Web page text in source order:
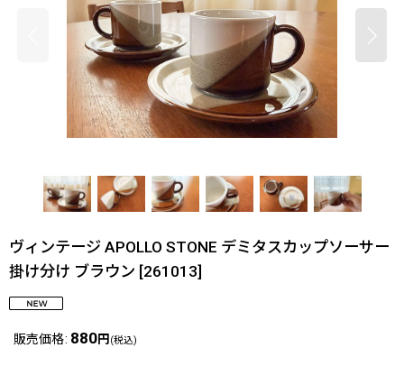
ヴィンテージ APOLLO STONE デミタスカップソーサー
掛け分け ブラウン [261013]
販売価格: 880円 (税込)